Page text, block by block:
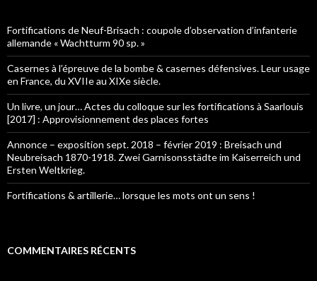
Fortifications de Neuf-Brisach : coupole d’observation d’infanterie
allemande « Wachtturm 90 sp. »
Casernes à l’épreuve de la bombe & casernes défensives. Leur usage
en France, du XVIIe au XIXe siècle.
Un livre, un jour… Actes du colloque sur les fortifications à Saarlouis
[2017] : Approvisionnement des places fortes
Annonce – exposition sept. 2018 – février 2019 : Breisach und
Neubreisach 1870-1918. Zwei Garnisonsstädte im Kaiserreich und
Ersten Weltkrieg.
Fortifications & artillerie… lorsque les mots ont un sens !
COMMENTAIRES RÉCENTS